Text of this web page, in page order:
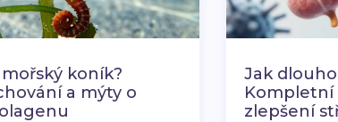
koník?
a mýty o
Jak
Kompletní
zlepšení